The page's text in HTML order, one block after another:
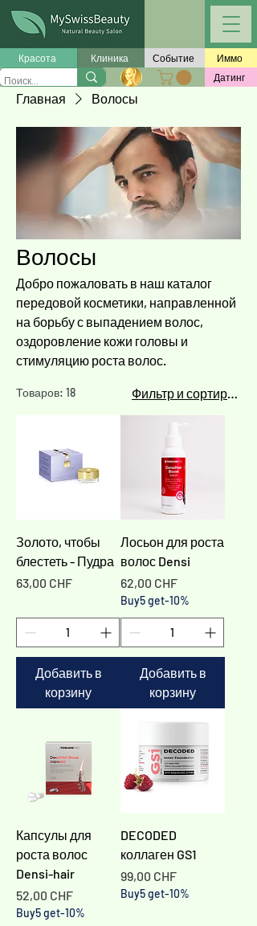
Красота Клиника Событие
Иммо
Датинг
Главная Волосы
Волосы
Добро пожаловать в наш каталог
передовой косметики, направленной
на борьбу с выпадением волос,
оздоровление кожи головы и
стимуляцию роста волос.
Товаров: 18 Фильтр и сортировка
Золото, чтобы
блестеть - Пудра
Цена
63,00 CHF
Добавить в
корзину
Лосьон для роста
волос Densi
Цена
62,00 CHF
Buy5 get-10%
Добавить в
корзину
Капсулы для
роста волос
Densi-hair
Цена
52,00 CHF
Buy5 get-10%
DECODED
коллаген GS1
Цена
99,00 CHF
Buy5 get-10%